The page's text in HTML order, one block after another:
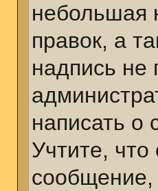
небольшая
правок, а
надпись не
написать о
Учтите,
сообщение,